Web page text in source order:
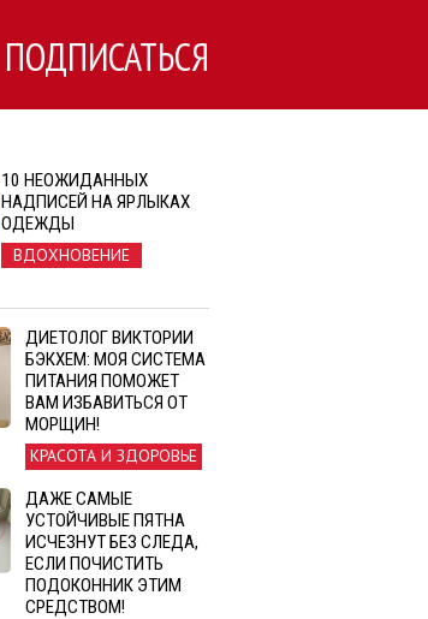
ПОДПИСАТЬСЯ
10 НЕОЖИДАННЫХ
НАДПИСЕЙ НА ЯРЛЫКАХ
ОДЕЖДЫ
ВДОХНОВЕНИЕ
ДИЕТОЛОГ ВИКТОРИИ
БЭКХЕМ: МОЯ СИСТЕМА
ПИТАНИЯ ПОМОЖЕТ
ВАМ ИЗБАВИТЬСЯ ОТ
МОРЩИН!
КРАСОТА И ЗДОРОВЬЕ
ДАЖЕ САМЫЕ
УСТОЙЧИВЫЕ ПЯТНА
ИСЧЕЗНУТ БЕЗ СЛЕДА,
ЕСЛИ ПОЧИСТИТЬ
ПОДОКОННИК ЭТИМ
СРЕДСТВОМ!